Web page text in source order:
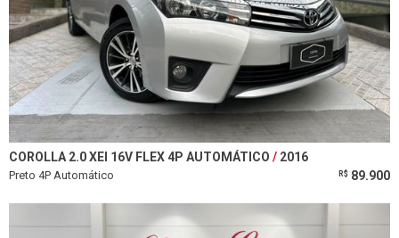
COROLLA 2.0 XEI 16V FLEX 4P AUTOMÁTICO 2016
Preto 4P Automático R$ 89.900